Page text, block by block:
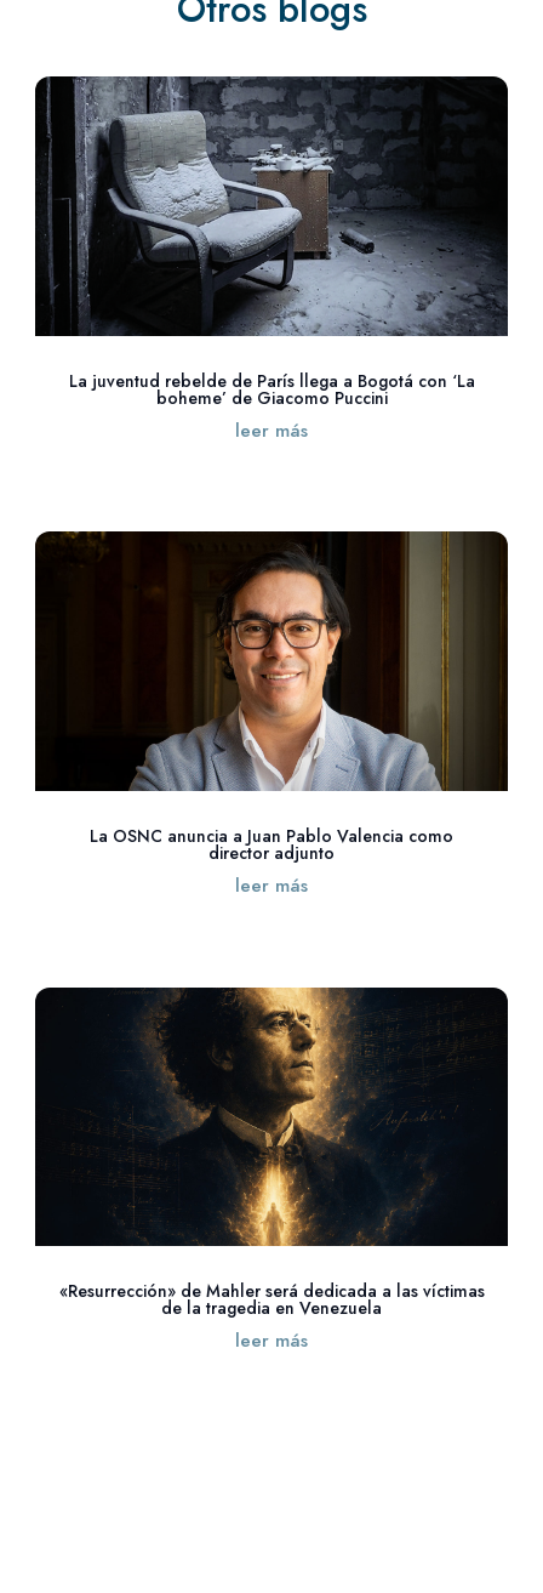
La juventud rebelde de París llega a Bogotá con ‘La
boheme’ de Giacomo Puccini
leer más
La OSNC anuncia a Juan Pablo Valencia como
director adjunto
leer más
«Resurrección» de Mahler será dedicada a las víctimas
de la tragedia en Venezuela
leer más